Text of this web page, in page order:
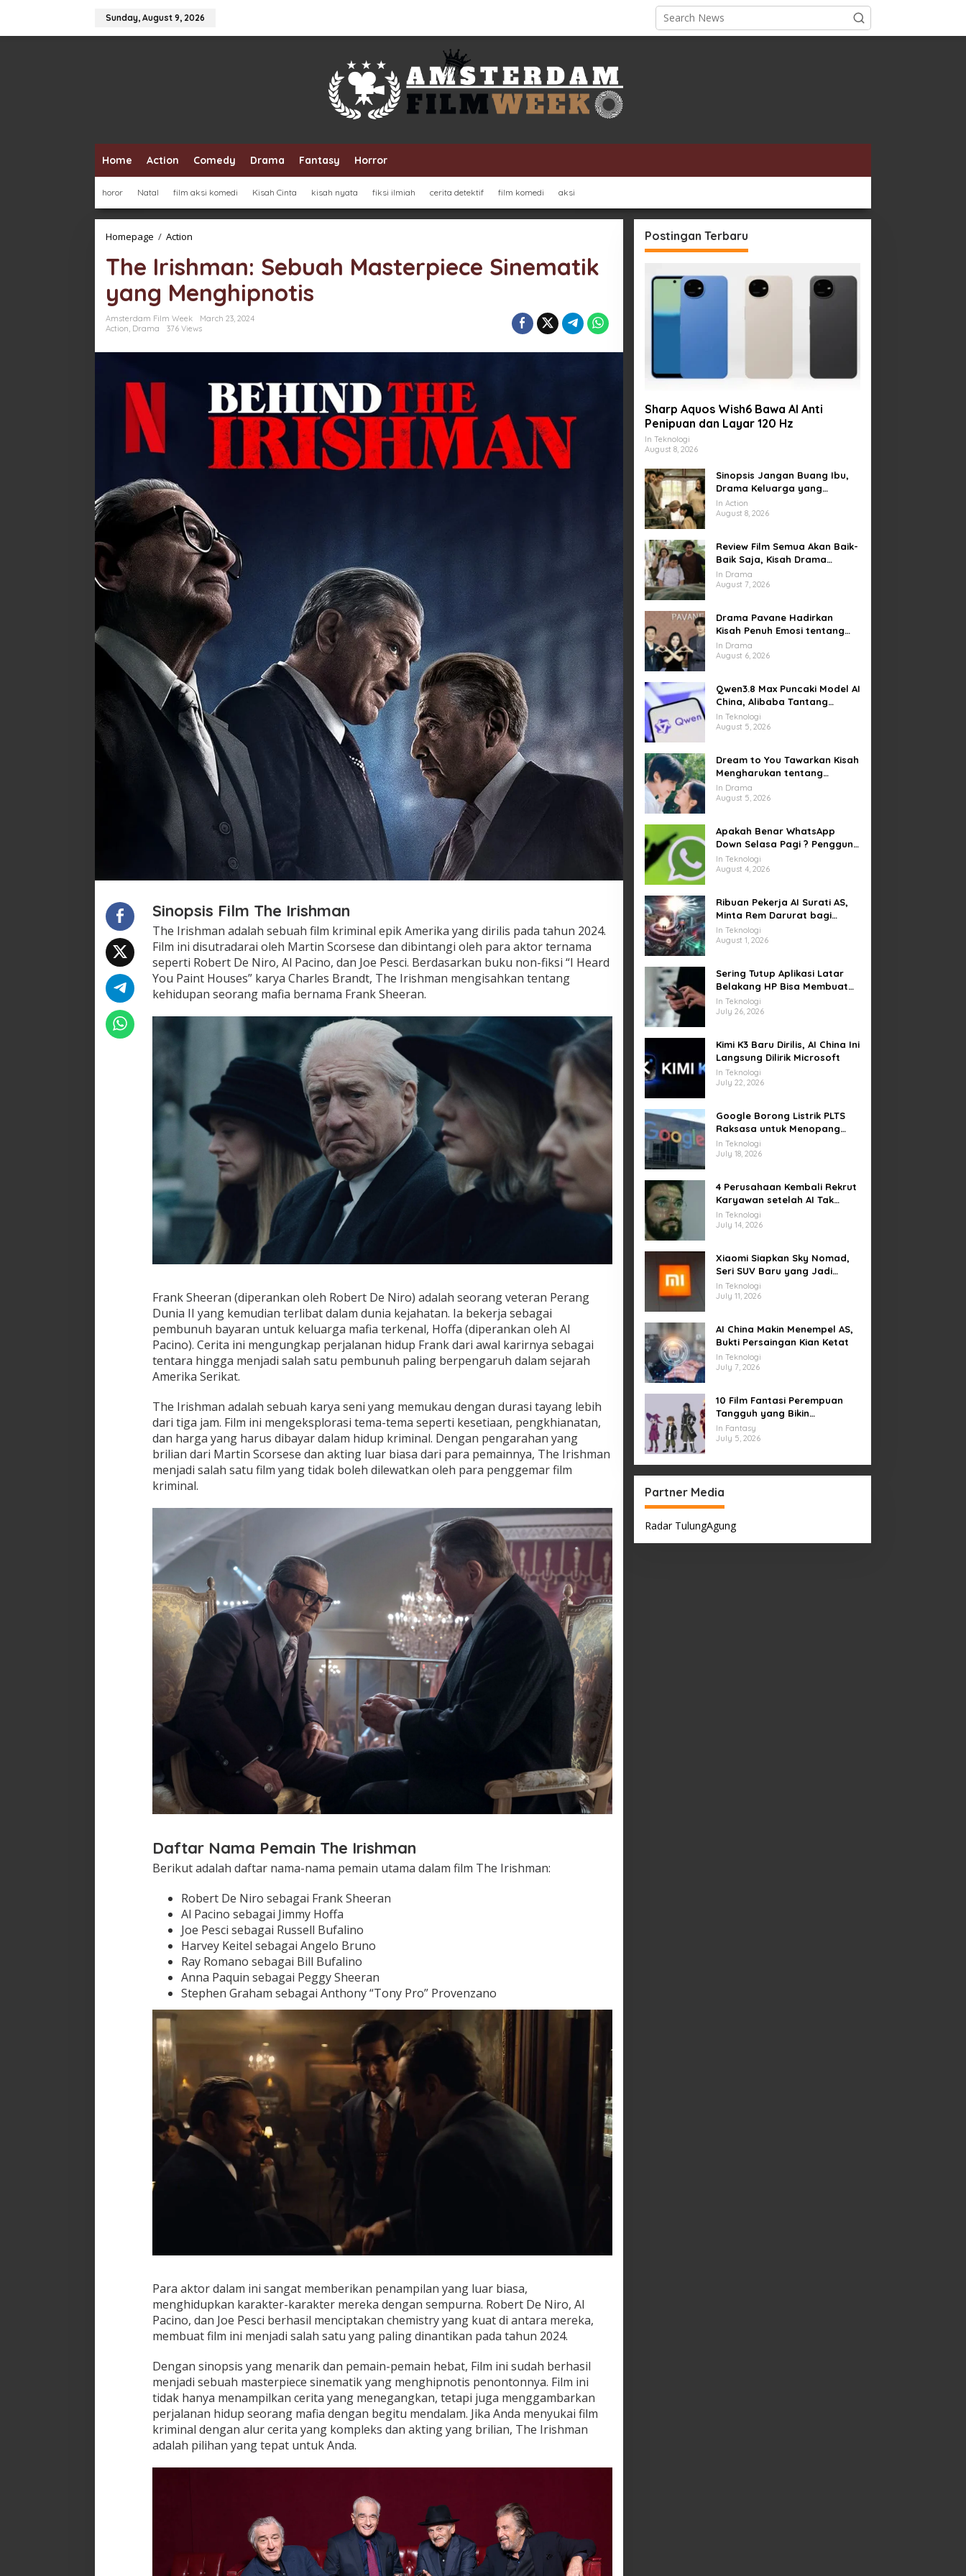
Sunday, August 9, 2026
Home Action Comedy Drama Fantasy Horror
horor Natal film aksi komedi Kisah Cinta kisah nyata fiksi ilmiah cerita detektif film komedi aksi
Homepage / Action
Sebuah
Masterpiece
Sinematik
yang
Menghipnotis
The Irishman: Sebuah Masterpiece Sinematik
yang Menghipnotis
Amsterdam Film Week
March 23, 2024
Action, Drama 376 Views
Sinopsis Film The Irishman
The Irishman adalah sebuah film kriminal epik Amerika yang dirilis pada tahun 2024.
Film ini disutradarai oleh Martin Scorsese dan dibintangi oleh para aktor ternama
seperti Robert De Niro, Al Pacino, dan Joe Pesci. Berdasarkan buku non-fiksi “I Heard
You Paint Houses” karya Charles Brandt, The Irishman mengisahkan tentang
kehidupan seorang mafia bernama Frank Sheeran.
Frank Sheeran (diperankan oleh Robert De Niro) adalah seorang veteran Perang
Dunia II yang kemudian terlibat dalam dunia kejahatan. Ia bekerja sebagai
pembunuh bayaran untuk keluarga mafia terkenal, Hoffa (diperankan oleh Al
Pacino). Cerita ini mengungkap perjalanan hidup Frank dari awal karirnya sebagai
tentara hingga menjadi salah satu pembunuh paling berpengaruh dalam sejarah
Amerika Serikat.
The Irishman adalah sebuah karya seni yang memukau dengan durasi tayang lebih
dari tiga jam. Film ini mengeksplorasi tema-tema seperti kesetiaan, pengkhianatan,
dan harga yang harus dibayar dalam hidup kriminal. Dengan pengarahan yang
brilian dari Martin Scorsese dan akting luar biasa dari para pemainnya, The Irishman
menjadi salah satu film yang tidak boleh dilewatkan oleh para penggemar film
kriminal.
Daftar Nama Pemain The Irishman
Berikut adalah daftar nama-nama pemain utama dalam film The Irishman:
Robert De Niro sebagai Frank Sheeran
Al Pacino sebagai Jimmy Hoffa
Joe Pesci sebagai Russell Bufalino
Harvey Keitel sebagai Angelo Bruno
Ray Romano sebagai Bill Bufalino
Anna Paquin sebagai Peggy Sheeran
Stephen Graham sebagai Anthony “Tony Pro” Provenzano
Para aktor dalam ini sangat memberikan penampilan yang luar biasa,
menghidupkan karakter-karakter mereka dengan sempurna. Robert De Niro, Al
Pacino, dan Joe Pesci berhasil menciptakan chemistry yang kuat di antara mereka,
membuat film ini menjadi salah satu yang paling dinantikan pada tahun 2024.
Dengan sinopsis yang menarik dan pemain-pemain hebat, Film ini sudah berhasil
menjadi sebuah masterpiece sinematik yang menghipnotis penontonnya. Film ini
tidak hanya menampilkan cerita yang menegangkan, tetapi juga menggambarkan
perjalanan hidup seorang mafia dengan begitu mendalam. Jika Anda menyukai film
kriminal dengan alur cerita yang kompleks dan akting yang brilian, The Irishman
adalah pilihan yang tepat untuk Anda.
Postingan Terbaru
Sharp Aquos Wish6 Bawa AI Anti
Penipuan dan Layar 120 Hz
In Teknologi
August 8, 2026
Sinopsis Jangan Buang Ibu,
Drama Keluarga yang
Menyentuh tentang Kasih
Sayang dan Bakti kepada
In Action
August 8, 2026
Review Film Semua Akan Baik-
Baik Saja, Kisah Drama
Keluarga yang Sarat Makna
tentang Kehilangan dan
In Drama
August 7, 2026
Drama Pavane Hadirkan
Kisah Penuh Emosi tentang
Cinta, Penyesalan, dan
Kesempatan Memulai Kembali
In Drama
August 6, 2026
Qwen3.8 Max Puncaki Model AI
China, Alibaba Tantang
Pemain Global
In Teknologi
August 5, 2026
Dream to You Tawarkan Kisah
Mengharukan tentang
Perjuangan Meraih Mimpi
yang Sempat Tertunda
In Drama
August 5, 2026
Apakah Benar WhatsApp
Down Selasa Pagi ? Pengguna
Kesulitan Kirim Gambar dan
Video di Sejumlah Wilayah
In Teknologi
August 4, 2026
Ribuan Pekerja AI Surati AS,
Minta Rem Darurat bagi
Teknologi Canggih
In Teknologi
August 1, 2026
Sering Tutup Aplikasi Latar
Belakang HP Bisa Membuat
Baterai Lebih Boros
In Teknologi
July 26, 2026
Kimi K3 Baru Dirilis, AI China Ini
Langsung Dilirik Microsoft
In Teknologi
July 22, 2026
Google Borong Listrik PLTS
Raksasa untuk Menopang
Pusat Data dan AI
In Teknologi
July 18, 2026
4 Perusahaan Kembali Rekrut
Karyawan setelah AI Tak
Penuhi Harapan
In Teknologi
July 14, 2026
Xiaomi Siapkan Sky Nomad,
Seri SUV Baru yang Jadi
Sorotan Otomotif Dunia
In Teknologi
July 11, 2026
AI China Makin Menempel AS,
Bukti Persaingan Kian Ketat
In Teknologi
July 7, 2026
10 Film Fantasi Perempuan
Tangguh yang Bikin
Terinspirasi, Termasuk Damsel
In Fantasy
July 5, 2026
Partner Media
Radar TulungAgung